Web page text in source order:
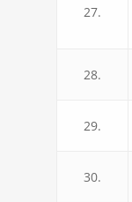
27.
28.
29.
30.